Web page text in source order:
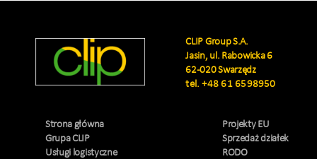
CLIP Group S.A.
Jasin, ul. Rabowicka 6
62-020 Swarzędz
tel.+48 61 6598950
Strona główna
Grupa CLIP
Usługi logistyczne
Projekty EU
Sprzedaż działek
RODO